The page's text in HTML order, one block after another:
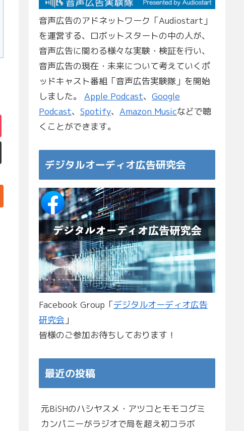
音声広告のアドネットワーク「Audiostart」
を運営する、ロボットスタートの中の人が、
音声広告に関わる様々な実験・検証を行い、
音声広告の現在・未来について考えていくポ
ッドキャスト番組「音声広告実験隊」を開始
しました。 Apple Podcast、 Google
Podcast、 Spotify、 Amazon Musicなどで聴
くことができます。
デジタルオーディオ広告研究会
Facebook Group「デジタルオーディオ広告
研究会 」
皆様のご参加お待ちしております！
最近の投稿
元BiSHのハシヤスメ・アツコとモモコグミ
カンパニーがラジオで局を超え初コラボ